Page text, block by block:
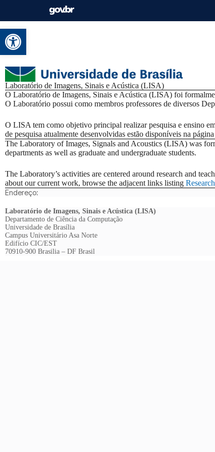
Abrir a barra de ferramentas
Laboratório de Imagens, Sinais e Acústica (LISA)
O Laboratório de Imagens, Sinais e Acústica (LISA) foi
O Laboratório possui como membros professores de diversos
O LISA tem como objetivo principal realizar pesquisa e ensino
de pesquisa atualmente desenvolvidas estão disponíveis na página
The Laboratory of Images, Signals and Acoustics (LISA) was
departments as well as graduate and undergraduate students.
The Laboratory’s activities are centered around research and
about our current work, browse the adjacent links listing Research
Endereço:
Laboratório de Imagens, Sinais e Acústica (LISA)
Departamento de Ciência da Computação
Universidade de Brasília
Campus Universitário Asa Norte
Edifício CIC/EST
70910-900 Brasilia – DF Brasil